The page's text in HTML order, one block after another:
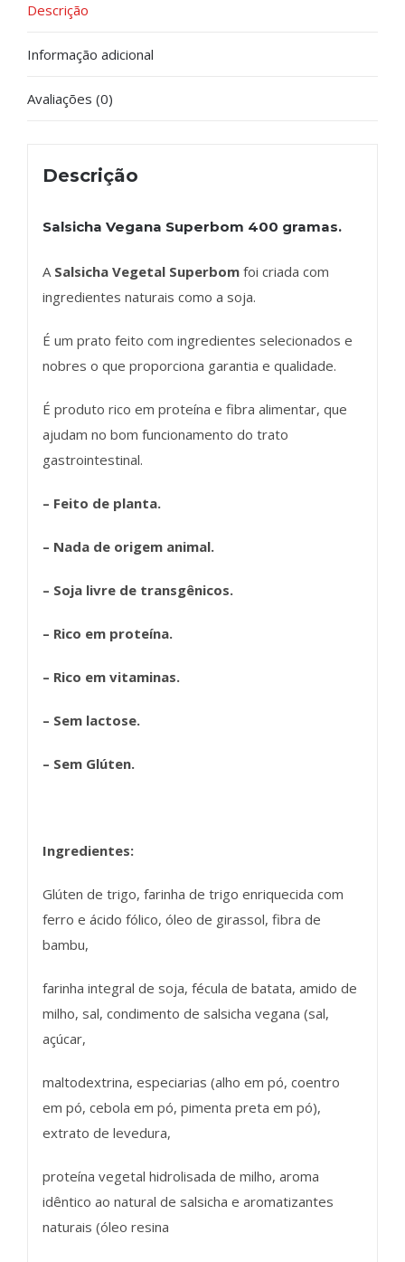
Descrição
Informação adicional
Avaliações (0)
Descrição
Salsicha Vegana Superbom 400 gramas.
A Salsicha Vegetal Superbomfoi criada com
ingredientes naturais como a soja.
É um prato feito com ingredientes selecionados e
nobres o que proporciona garantia e qualidade.
É produto rico em proteína e fibra alimentar, que
ajudam no bom funcionamento do trato
gastrointestinal.
– Feito de planta.
– Nada de origem animal.
– Soja livre de transgênicos.
– Rico em proteína.
– Rico em vitaminas.
– Sem lactose.
– Sem Glúten.
Ingredientes:
Glúten de trigo, farinha de trigo enriquecida com
ferro e ácido fólico, óleo de girassol, fibra de
bambu,
farinha integral de soja, fécula de batata, amido de
milho, sal, condimento de salsicha vegana (sal,
açúcar,
maltodextrina, especiarias (alho em pó, coentro
em pó, cebola em pó, pimenta preta em pó),
extrato de levedura,
proteína vegetal hidrolisada de milho, aroma
idêntico ao natural de salsicha e aromatizantes
naturais (óleo resina